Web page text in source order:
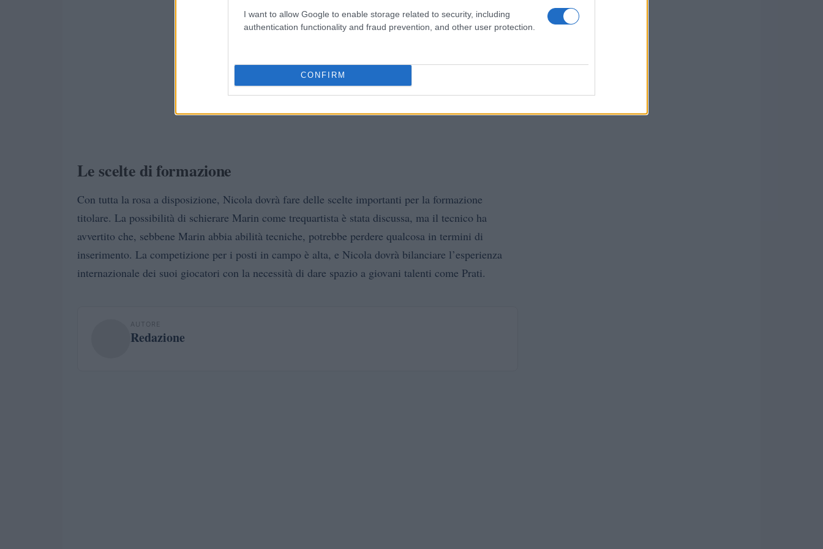
I want to allow Google to enable storage related to security, including
authentication functionality and fraud prevention, and other user protection.
CONFIRM
Le scelte di formazione
Con tutta la rosa a disposizione, Nicola dovrà fare delle scelte importanti per la formazione
titolare. La possibilità di schierare Marin come trequartista è stata discussa, ma il tecnico ha
avvertito che, sebbene Marin abbia abilità tecniche, potrebbe perdere qualcosa in termini di
inserimento. La competizione per i posti in campo è alta, e Nicola dovrà bilanciare l’esperienza
internazionale dei suoi giocatori con la necessità di dare spazio a giovani talenti come Prati.
AUTORE
Redazione